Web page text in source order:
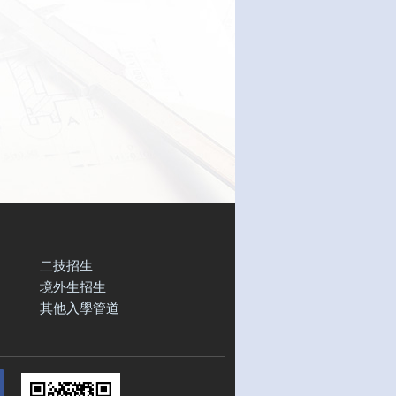
二技招生
境外生招生
其他入學管道